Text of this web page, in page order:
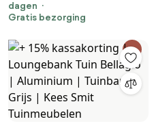
dagen
Gratis bezorging